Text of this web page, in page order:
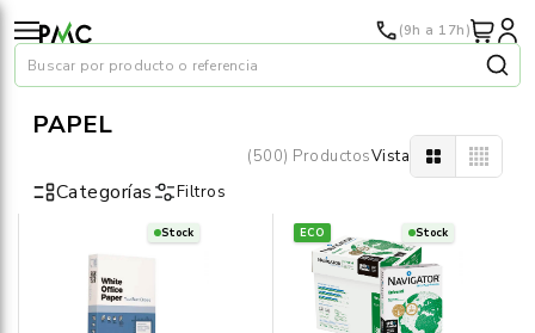
Papel ›
Material oficina ›
(9h a 17h)
Buscar por producto o referencia
PAPEL
Categorías Filtros
(500) ProductosVista
Stock ECO Stock